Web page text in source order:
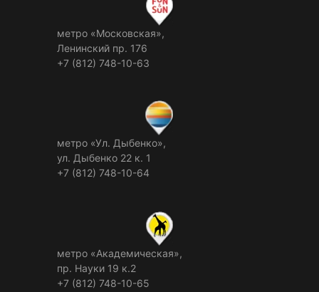
метро «Московская»,
Ленинский пр. 176
+7 (812) 748-10-63
метро «Ул. Дыбенко»,
ул. Дыбенко 22 к. 1
+7 (812) 748-10-64
метро «Академическая»,
пр. Науки 19 к.2
+7 (812) 748-10-65